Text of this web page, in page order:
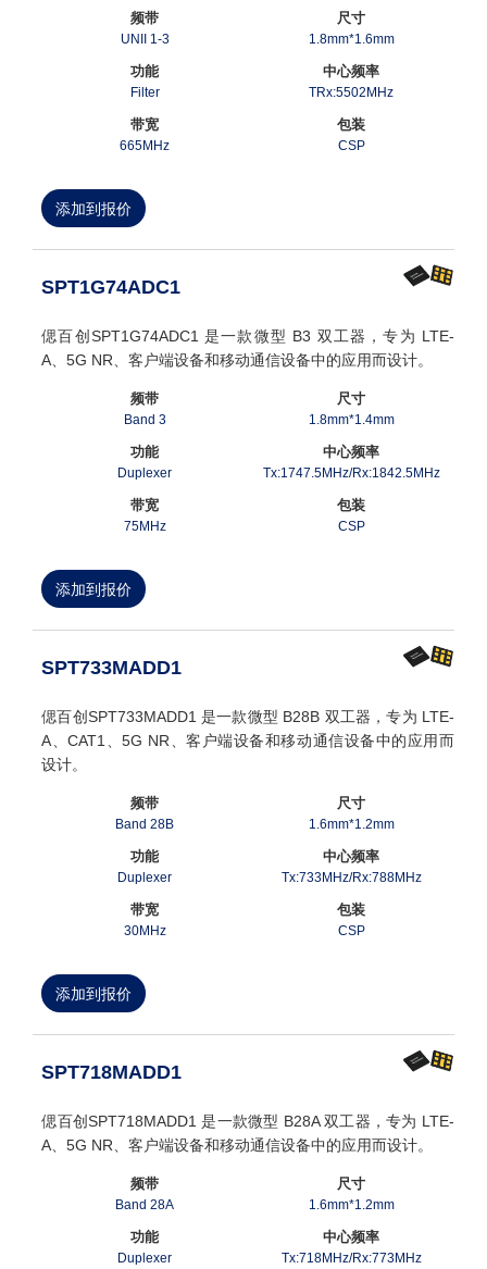
频带
UNII 1-3
尺寸
1.8mm*1.6mm
功能
Filter
中心频率
TRx:5502MHz
带宽
665MHz
包装
CSP
添加到报价
SPT1G74ADC1
偲百创SPT1G74ADC1 是一款微型 B3 双工器，专为 LTE-
A、5G NR、客户端设备和移动通信设备中的应用而设计。
频带
Band 3
尺寸
1.8mm*1.4mm
功能
Duplexer
中心频率
Tx:1747.5MHz/Rx:1842.5MHz
带宽
75MHz
包装
CSP
添加到报价
SPT733MADD1
偲百创SPT733MADD1 是一款微型 B28B 双工器，专为 LTE-
A、CAT1、5G NR、客户端设备和移动通信设备中的应用而
设计。
频带
Band 28B
尺寸
1.6mm*1.2mm
功能
Duplexer
中心频率
Tx:733MHz/Rx:788MHz
带宽
30MHz
包装
CSP
添加到报价
SPT718MADD1
偲百创SPT718MADD1 是一款微型 B28A 双工器，专为 LTE-
A、5G NR、客户端设备和移动通信设备中的应用而设计。
频带
Band 28A
尺寸
1.6mm*1.2mm
功能
Duplexer
中心频率
Tx:718MHz/Rx:773MHz